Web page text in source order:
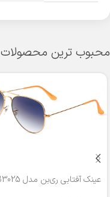
محبوب ترین محصولات
عینک آفتابی ری‌بن مدل RB3025